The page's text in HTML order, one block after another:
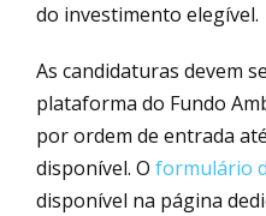
do investimento elegível.
As candidaturas devem
plataforma do Fundo
por ordem de entrada
disponível. O formulário
disponível na página